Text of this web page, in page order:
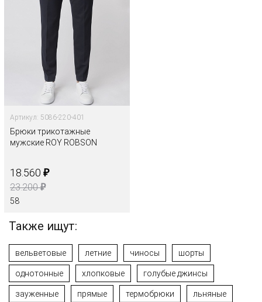
Артикул: 5086-220-401
Брюки трикотажные
мужские ROY ROBSON
18.560 ₽
23.200₽
58
Также ищут:
вельветовые летние чиносы шорты
однотонные хлопковые голубые джинсы
зауженные прямые термобрюки льняные